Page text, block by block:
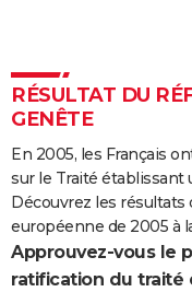
PROGRAMME TV
COPAINS D'AVANT
S'inscrire
Se connecter
Lycées
Collèges
Primaires
Universités
Entreprises
Service militaire
Avis de recherche
AVIS DE DÉCÈS
FORUM
Bricolage
Lifestyle
Culture
Auto
Television
Voyage
Cinema
RÉSULTAT DU
GENÊTE
En 2005, les Français
sur le Traité établissant
Découvrez les
européenne de 2005 à
Approuvez-vous le
ratification du traité